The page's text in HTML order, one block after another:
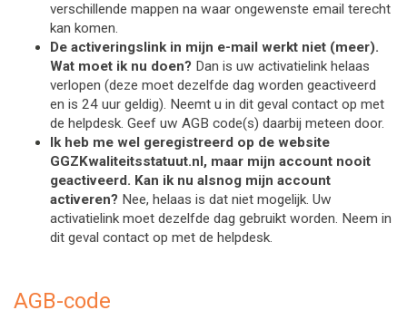
verschillende mappen na waar ongewenste email terecht
kan komen.
De activeringslink in mijn e-mail werkt niet (meer).
Wat moet ik nu doen? Dan is uw activatielink helaas
verlopen (deze moet dezelfde dag worden geactiveerd
en is 24 uur geldig). Neemt u in dit geval contact op met
de helpdesk. Geef uw AGB code(s) daarbij meteen door.
Ik heb me wel geregistreerd op de website
GGZKwaliteitsstatuut.nl, maar mijn account nooit
geactiveerd. Kan ik nu alsnog mijn account
activeren? Nee, helaas is dat niet mogelijk. Uw
activatielink moet dezelfde dag gebruikt worden. Neem in
dit geval contact op met de helpdesk.
AGB-code